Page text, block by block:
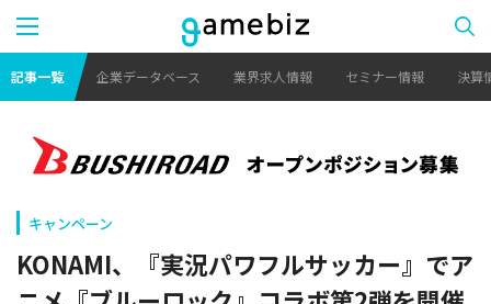
記事一覧 企業データベース 業界求人情報 セミナー情報 決算
キャンペーン
KONAMI、『実況パワフルサッカー』でア